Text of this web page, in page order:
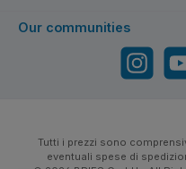
Our communities
Instagram
Tutti i prezzi sono
eventuali spese di